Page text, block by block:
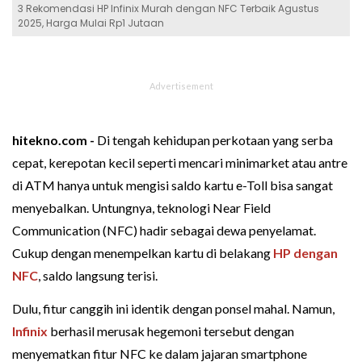
3 Rekomendasi HP Infinix Murah dengan NFC Terbaik Agustus
2025, Harga Mulai Rp1 Jutaan
hitekno.com - Di tengah kehidupan perkotaan yang serba
cepat, kerepotan kecil seperti mencari minimarket atau antre
di ATM hanya untuk mengisi saldo kartu e-Toll bisa sangat
menyebalkan. Untungnya, teknologi Near Field
Communication (NFC) hadir sebagai dewa penyelamat.
Cukup dengan menempelkan kartu di belakang HP dengan
NFC, saldo langsung terisi.
Dulu, fitur canggih ini identik dengan ponsel mahal. Namun,
Infinix berhasil merusak hegemoni tersebut dengan
menyematkan fitur NFC ke dalam jajaran smartphone